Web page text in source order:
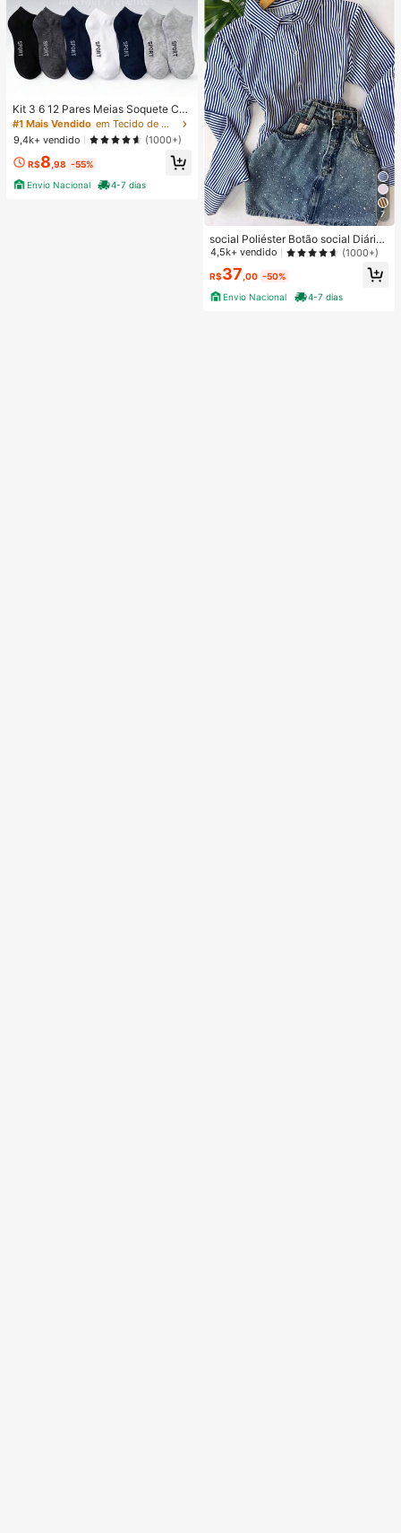
Kit 3 6 12 Pares Meias Soquete Ca
no Curto Unissex Multicolorido 40-
46
#1 Mais Vendido
em Tecido de malha Meias masculinas até o tornozel
9,4k+ vendido
(1000+)
R$8 ,98 -55%
Envio Nacional
4-7 dias
7
social Poliéster Botão social Diário
PRIMAVERA/VERAO/INVERNO
4,5k+ vendido (1000+)
R$37 ,00 -50%
Envio Nacional
4-7 dias